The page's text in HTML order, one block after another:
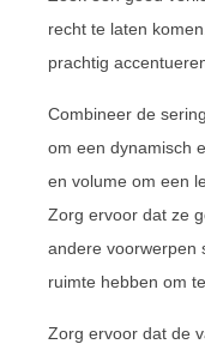
recht te laten
prachtig
Combineer de
om een dynamisch
en volume om een
Zorg ervoor dat ze
andere voorwerpen
ruimte hebben om
Zorg ervoor dat de